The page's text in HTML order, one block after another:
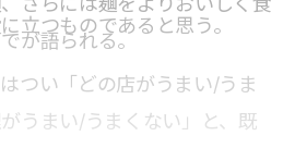
が語られる。
立つものであると思う。
つい「どの店がうまい/うま
うまい/うまくない」と、既